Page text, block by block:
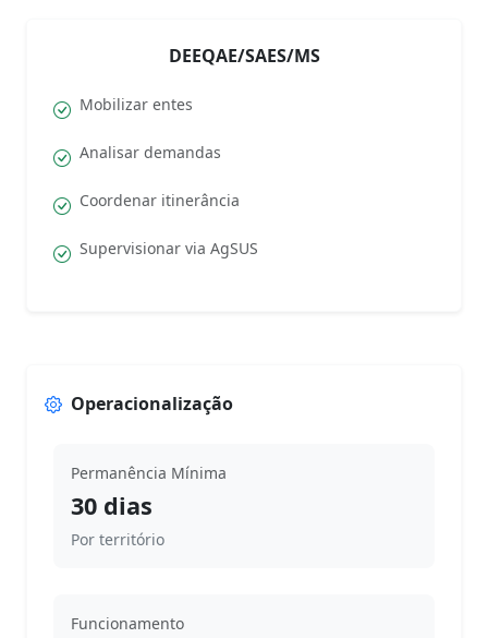
DEEQAE/SAES/MS
Mobilizar entes
Analisar demandas
Coordenar itinerância
Supervisionar via AgSUS
Operacionalização
Permanência Mínima
30 dias
Por território
Funcionamento